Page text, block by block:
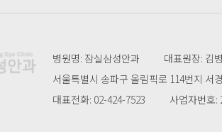
병원명: 잠실삼성안과
대표원장: 김
서울특별시 송파구 올림픽로 114번지 서
대표전화: 02-424-7523
사업자번호: